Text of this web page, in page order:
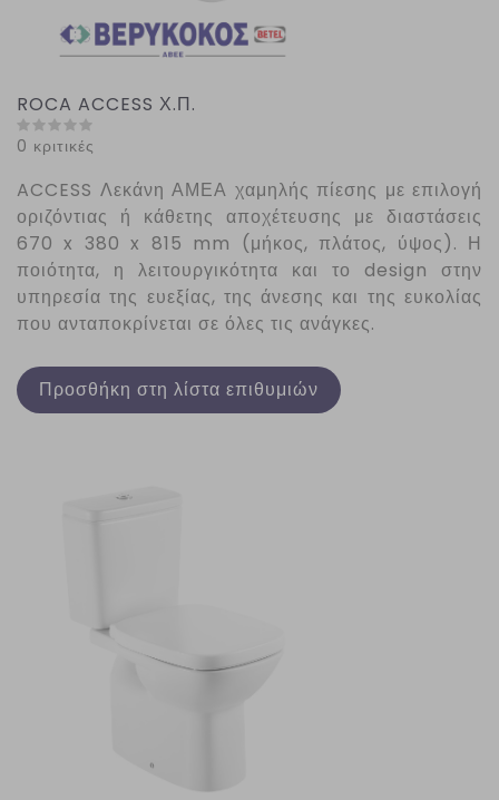
ROCA ACCESS Χ.Π.
0 κριτικές
ACCESS Λεκάνη ΑΜΕΑ χαμηλής πίεσης με επιλογή
οριζόντιας ή κάθετης αποχέτευσης με διαστάσεις
670 x 380 x 815 mm (μήκος, πλάτος, ύψος). Η
ποιότητα, η λειτουργικότητα και το design στην
υπηρεσία της ευεξίας, της άνεσης και της ευκολίας
που ανταποκρίνεται σε όλες τις ανάγκες.
Προσθήκη στη λίστα επιθυμιών